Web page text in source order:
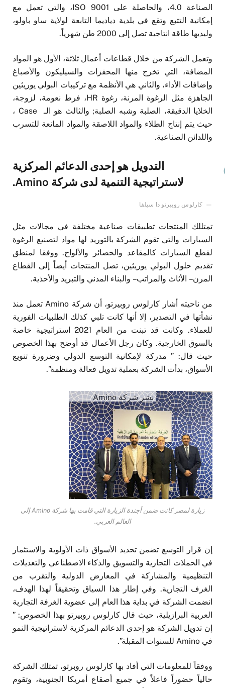
الصناعة 4.0، والحاصلة على ISO 9001، والتي تعمل مع
إمكانية التتبع وتقع في بلدية دياديما التابعة لولاية ساو باولو،
وليديها طاقة انتاجية تصل إلى 2000 طن شهرياً.
وتعمل الشركة من خلال قطاعات أعمال ثلاثة، الأول هو المواد
المضافة، التي تخرج منها المحفزات والسيليكون والأصباغ
وإضافات الأداء، والثاني هي الأنظمة مع تركيبات البولي يوريثين
الجاهزة مثل الرغوة المرنة، رغوة HR، فرط نعومة، لزوجة،
الخلايا الدقيقة، الصلبة وشبه الصلبة; والثالث هو الـ Case ،
حيث يتم إنتاج الطلاء والمواد اللاصقة والمواد المانعة للتسرب
واللدائن الصناعية.
التدويل هو إحدى الدعائم المركزية
لاستراتيجية التنمية لدى شركة Amino.
كارلوس روبيرتو دا سيلفا
تمتللك المنتجات تطبيقات صناعية مختلفة في مجالات مثل
السيارات والتي تقوم الشركة بالتوريد لها مواد لتصنيع الرغوة
لقطع السيارات كالمقاعد والحصائر والألواح. ووفقا لمنطق
تقديم حلول البولي يوريثين، تصل المنتجات أيضاً إلى القطاع
المرن – الأثاث والمراتب – والبناء المدني والتبريد والأحذية.
من ناحيته أشار كارلوس روبيرتو، أن شركة Amino تعمل منذ
نشأتها في التصدير، إلا أنها كانت تلبي كذلك الطلبيات الفورية
للعملاء. وكانت قد تبنت من العام 2021 استراتيجية خاصة
بالسوق الخارجية. وكان رجل الأعمال قد أوضح بهذا الخصوص
حيث قال: ” مدركة لإمكانية التوسع الدولي وضرورة تنويع
الأسواق، بدأت الشركة بعملية تدويل فعالة ومنظمة”.
نشر شركة Amino
زيارة لمصر كانت ضمن أجندة الزيارة التي قامت بها شركة Amino إلى
العالم العربي.
إن قرار التوسع تضمن تحديد الأسواق ذات الأولوية والاستثمار
في الحملات التجارية والتسويق والذكاء الاصطناعي والتعديلات
التنظيمية والمشاركة في المعارض الدولية والتقرب من
الغرف التجارية. وفي إطار هذا السياق وتحقيقاً لهذا الهدف،
انضمت الشركة في بداية هذا العام إلى عضوية الغرفة التجارية
العربية البرازيلية، حيث قال كارلوس روبيرتو بهذا الخصوص: ”
إن تدويل الشركة هو إحدى الدعائم المركزية لاستراتيجية النمو
في Amino للسنوات المقبلة”.
ووفقاً للمعلومات التي أفاد بها كارلوس روبرتو، تمتلك الشركة
حالياً حضوراً فاعلاً في جميع أصقاع أمريكا الجنوبية، وتقوم